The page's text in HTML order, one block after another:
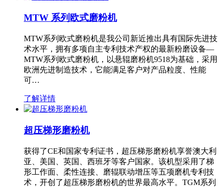
MTW 系列欧式磨粉机
MTW系列欧式磨粉机是我公司新近推出具有国际先进技
术水平，拥有多项自主专利技术产权的最新粉磨设备—
MTW系列欧式磨粉机，以悬辊磨粉机9518为基础，采用
欧洲先进制造技术，它能满足客户对产品粒度、性能
可…
了解详情
超压梯形磨粉机
获得了CE和国家专利证书，超压梯形磨粉机享誉澳大利
亚、美国、英国、西班牙等客户国家。该机型采用了梯
形工作面、柔性连接、磨辊联动增压等五项磨机专利技
术，开创了超压梯形磨粉机的世界最高水平。TGM系列